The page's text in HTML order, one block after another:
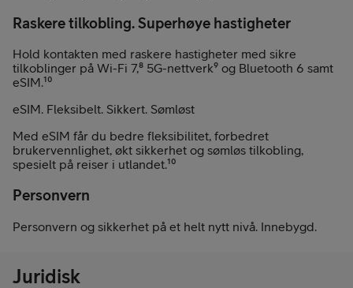
Raskere tilkobling. Superhøye hastigheter
Hold kontakten med raskere hastigheter med sikre
tilkoblinger på Wi-Fi 7,⁸ 5G-nettverk⁹ og Bluetooth 6 samt
eSIM.¹⁰
eSIM. Fleksibelt. Sikkert. Sømløst
Med eSIM får du bedre fleksibilitet, forbedret
brukervennlighet, økt sikkerhet og sømløs tilkobling,
spesielt på reiser i utlandet.¹⁰
Personvern
Personvern og sikkerhet på et helt nytt nivå. Innebygd.
Juridisk